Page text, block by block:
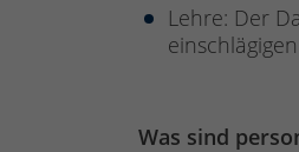
Lehre: Der
Was sind